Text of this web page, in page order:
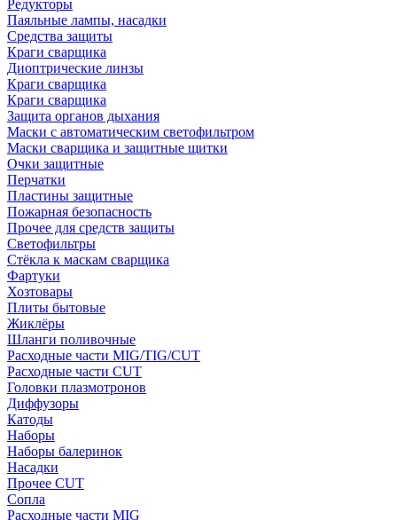
Редукторы
Паяльные лампы, насадки
Средства защиты
Краги сварщика
Диоптрические линзы
Краги сварщика
Краги сварщика
Защита органов дыхания
Маски с автоматическим светофильтром
Маски сварщика и защитные щитки
Очки защитные
Перчатки
Пластины защитные
Пожарная безопасность
Прочее для средств защиты
Светофильтры
Стёкла к маскам сварщика
Фартуки
Хозтовары
Плиты бытовые
Жиклёры
Шланги поливочные
Расходные части MIG/TIG/CUT
Расходные части CUT
Головки плазмотронов
Диффузоры
Катоды
Наборы
Наборы балеринок
Насадки
Прочее CUT
Сопла
Расходные части MIG